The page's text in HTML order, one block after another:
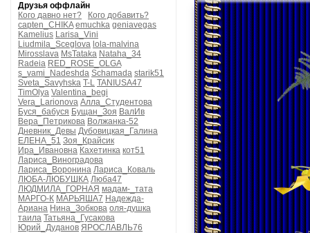
Друзья оффлайн
Кого давно нет?
Кого добавить?
capten_CHIKA emuchka geniavegas
Kamelius Larisa_Vini
Liudmila_Sceglova lola-malvina
Mirosslava MsTataka Nataha_34
Radeia RED_ROSE_OLGA
s_vami_Nadeshda Schamada starik51
Sveta_Savyhska T-L TANIUSA47
TimOlya Valentina_begi
Vera_Larionova Алла_Студентова
Буся_бабуся Бущан_Зоя ВалИв
Вера_Петрикова Волжанка-52
Дневник_Девы Дубовицкая_Галина
ЕЛЕНА_51 Зоя_Крайсик
Ира_Ивановна Кахетинка кот51
Лариса_Виноградова
Лариса_Воронина Лариса_Коваль
ЛЮБА-ЛЮБУШКА Люба47
ЛЮДМИЛА_ГОРНАЯ мадам-_тата
МАРГО-К МАРЬЯША7 Надежда-
Ариана Нина_Зобкова оля-душка
таила Татьяна_Гусакова
Юрий_Дуданов ЯРОСЛАВЛЬ76